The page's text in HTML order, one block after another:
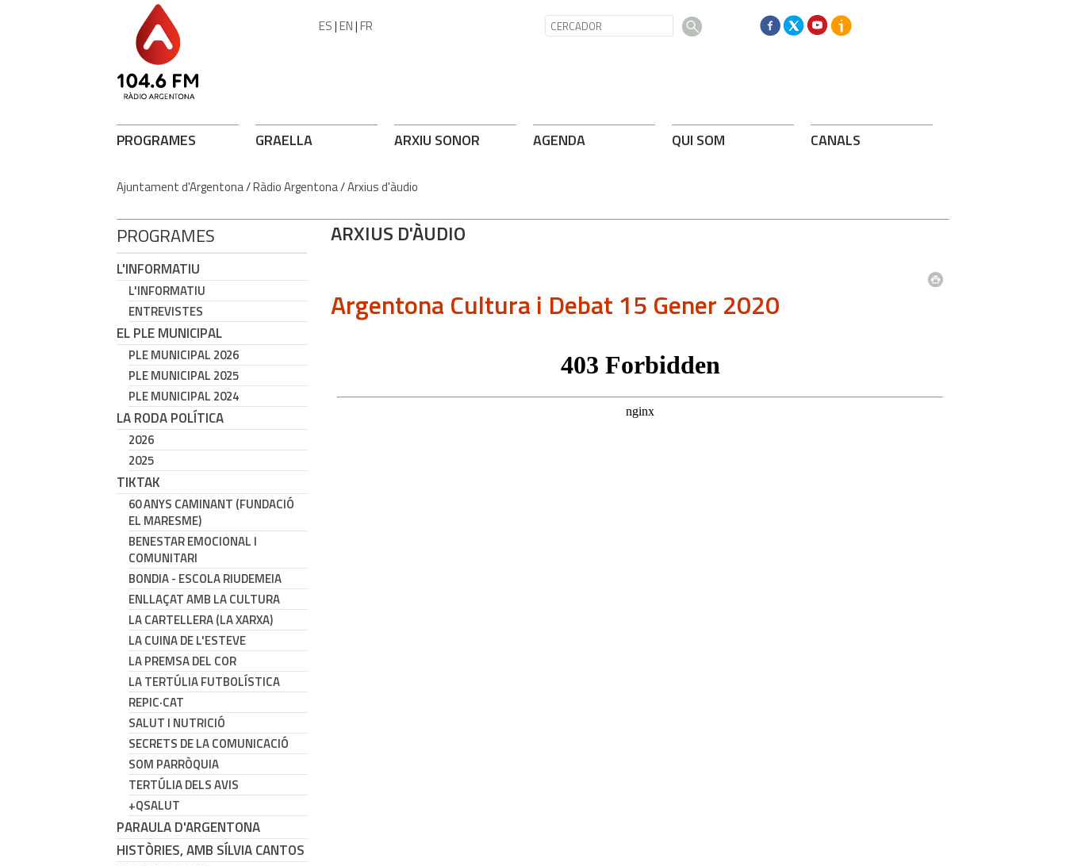
ES|EN|FR
PROGRAMES GRAELLA ARXIU SONOR AGENDA QUI SOM CANALS
Ajuntament d'Argentona/Ràdio Argentona/Arxius d'àudio
PROGRAMES
L'INFORMATIU
L'INFORMATIU
ENTREVISTES
EL PLE MUNICIPAL
PLE MUNICIPAL 2026
PLE MUNICIPAL 2025
PLE MUNICIPAL 2024
LA RODA POLÍTICA
2026
2025
TIKTAK
60 ANYS CAMINANT (FUNDACIÓ
EL MARESME)
BENESTAR EMOCIONAL I
COMUNITARI
BONDIA - ESCOLA RIUDEMEIA
ENLLAÇAT AMB LA CULTURA
LA CARTELLERA (LA XARXA)
LA CUINA DE L'ESTEVE
LA PREMSA DEL COR
LA TERTÚLIA FUTBOLÍSTICA
REPIC·CAT
SALUT I NUTRICIÓ
SECRETS DE LA COMUNICACIÓ
SOM PARRÒQUIA
TERTÚLIA DELS AVIS
+QSALUT
PARAULA D'ARGENTONA
HISTÒRIES, AMB SÍLVIA CANTOS
ARXIUS D'ÀUDIO
Argentona Cultura i Debat 15 Gener 2020